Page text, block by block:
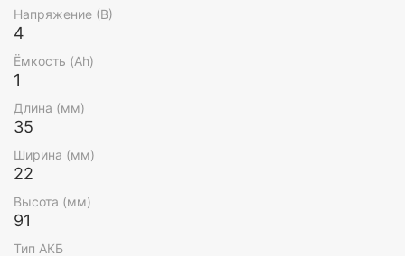
Напряжение (В)
4
Ёмкость (Ah)
1
Длина (мм)
35
Ширина (мм)
22
Высота (мм)
91
Тип АКБ